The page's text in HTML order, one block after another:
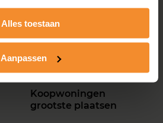
Alles toestaan
Aanpassen
Haarlem
Apeldoorn
Nijmegen
Koopwoningen
grootste plaatsen